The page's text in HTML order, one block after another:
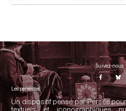
Suivez-nous
Les perséides
Un dispositif pensé par Persée